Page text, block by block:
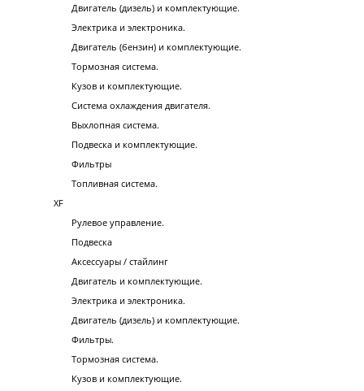
Двигатель (дизель) и комплектующие.
Электрика и электроника.
Двигатель (бензин) и комплектующие.
Тормозная система.
Кузов и комплектующие.
Система охлаждения двигателя.
Выхлопная система.
Подвеска и комплектующие.
Фильтры
Топливная система.
XF
Рулевое управление.
Подвеска
Аксессуары / стайлинг
Двигатель и комплектующие.
Электрика и электроника.
Двигатель (дизель) и комплектующие.
Фильтры.
Тормозная система.
Кузов и комплектующие.